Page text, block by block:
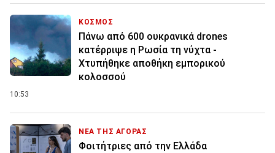
ΚΟΣΜΟΣ
Πάνω από 600 ουκρανικά drones
κατέρριψε η Ρωσία τη νύχτα -
Χτυπήθηκε αποθήκη εμπορικού
κολοσσού
10:53
ΝΕΑ ΤΗΣ ΑΓΟΡΑΣ
Φοιτήτριες από την Ελλάδα